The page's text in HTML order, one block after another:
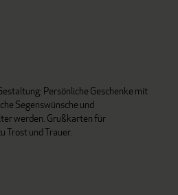
Persönliche Geschenke mit
Segenswünsche und
werden. Grußkarten für
Trost und Trauer.